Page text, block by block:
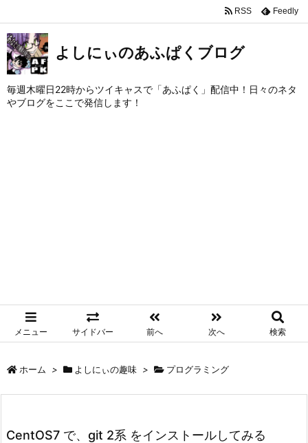
よしにぃのあふぱくブログ
毎週木曜日22時からツイキャスで「あふぱく」配信中！日々のネタ
やブログをここで発信します！
メニュー サイドバー 前へ 次へ 検索
RSS Feedly
ホーム > よしにぃの趣味 > プログラミング
CentOS7 で、git 2系 をインストールしてみる